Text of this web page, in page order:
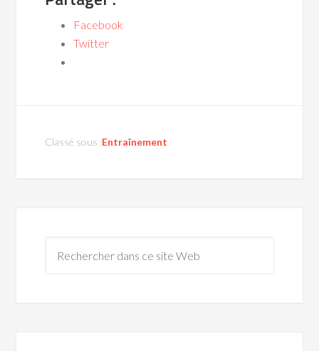
Facebook
Twitter
Classé sous :Entraînement